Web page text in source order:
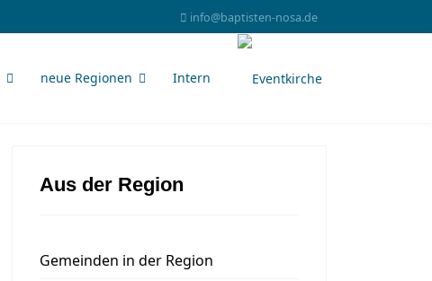
info@baptisten-nosa.de
neue Regionen Intern
Aus der Region
Gemeinden in der Region